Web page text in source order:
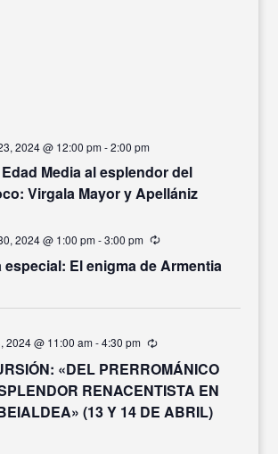
Media al esplendor del
Virgala Mayor y Apellániz
2024 @ 12:00 pm-2:00 pm
especial: El enigma de Armentia
2024 @ 1:00 pm-3:00 pm Recurrente
«DEL PRERROMÁNICO
RENACENTISTA EN
(13 Y 14 DE ABRIL)
2024 @ 11:00 am-4:30 pm Recurrente